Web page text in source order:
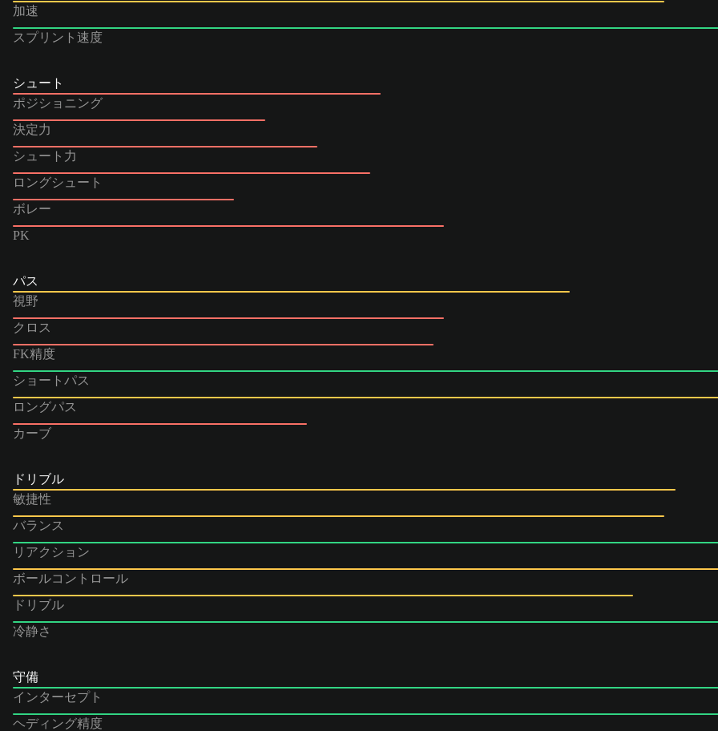
加速
スプリント速度
シュート
ポジショニング
決定力
シュート力
ロングシュート
ボレー
PK
パス
視野
クロス
FK精度
ショートパス
ロングパス
カーブ
ドリブル
敏捷性
バランス
リアクション
ボールコントロール
ドリブル
冷静さ
守備
インターセプト
ヘディング精度